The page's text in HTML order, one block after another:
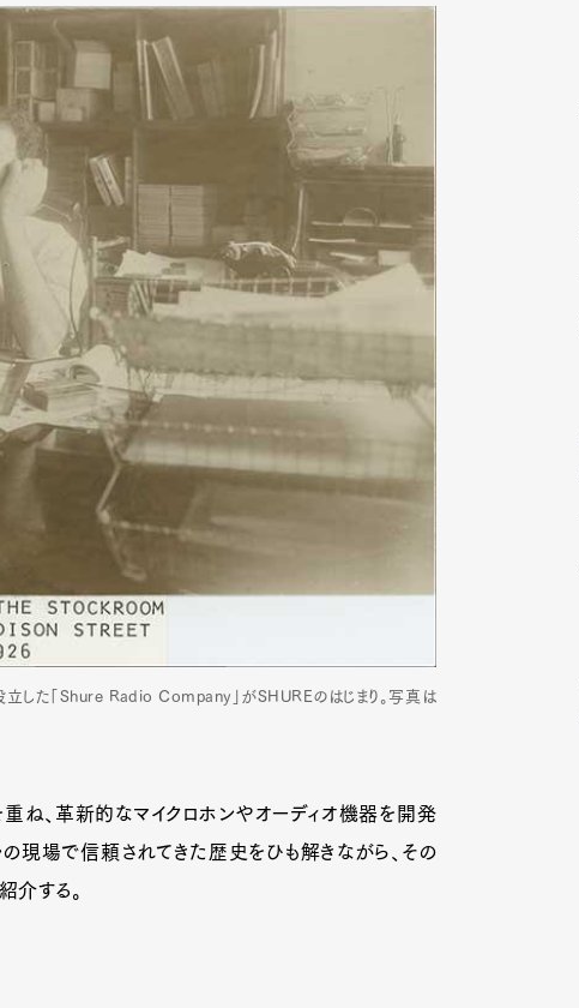
立した「Shure Radio Company」がSHUREのはじまり。写真は
ね、革新的なマイクロホンやオーディオ機器を開発
の現場で信頼されてきた歴史をひも解きながら、その
介する。